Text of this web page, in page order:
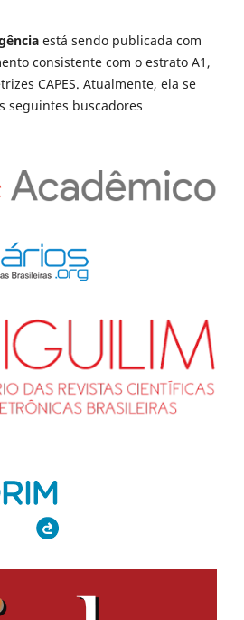
está sendo publicada com
consistente com o estrato A1,
CAPES. Atualmente, ela se
seguintes buscadores